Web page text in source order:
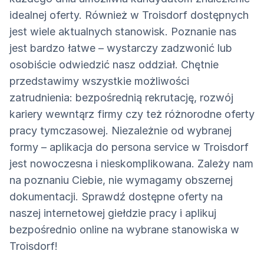
idealnej oferty. Również w Troisdorf dostępnych
jest wiele aktualnych stanowisk. Poznanie nas
jest bardzo łatwe – wystarczy zadzwonić lub
osobiście odwiedzić nasz oddział. Chętnie
przedstawimy wszystkie możliwości
zatrudnienia: bezpośrednią rekrutację, rozwój
kariery wewntąrz firmy czy też różnorodne oferty
pracy tymczasowej. Niezależnie od wybranej
formy – aplikacja do persona service w Troisdorf
jest nowoczesna i nieskomplikowana. Zależy nam
na poznaniu Ciebie, nie wymagamy obszernej
dokumentacji. Sprawdź dostępne oferty na
naszej internetowej giełdzie pracy i aplikuj
bezpośrednio online na wybrane stanowiska w
Troisdorf!